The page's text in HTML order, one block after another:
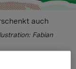
auch
Fabian